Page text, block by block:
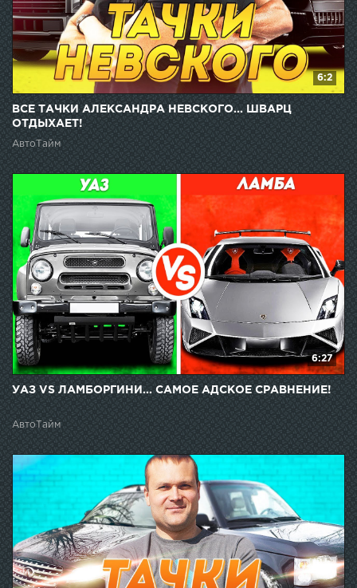
6:2
ВСЕ ТАЧКИ АЛЕКСАНДРА НЕВСКОГО... ШВАРЦ
ОТДЫХАЕТ!
АвтоТайм
6:27
УАЗ VS ЛАМБОРГИНИ... САМОЕ АДСКОЕ СРАВНЕНИЕ!
АвтоТайм